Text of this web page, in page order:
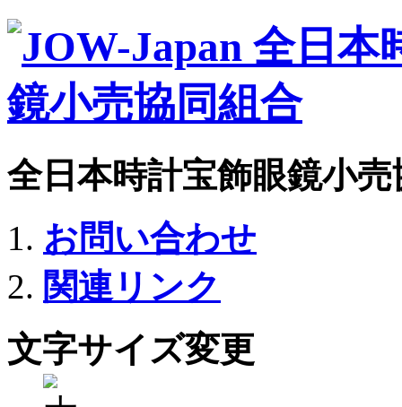
全日本時計宝飾眼鏡小
お問い合わせ
関連リンク
文字サイズ変更